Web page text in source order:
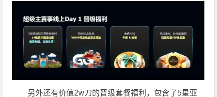
另外还有价值2w刀的晋级套餐福利，包含了5星亚